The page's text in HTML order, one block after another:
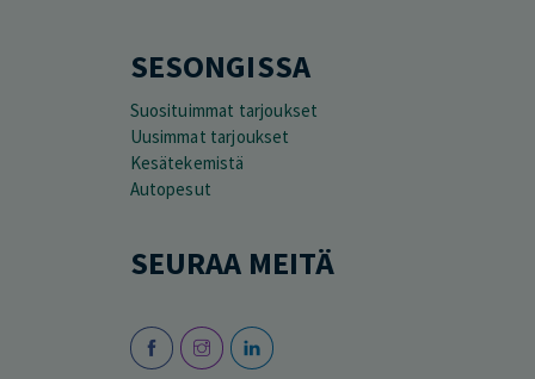
SESONGISSA
Suosituimmat tarjoukset
Uusimmat tarjoukset
Kesätekemistä
Autopesut
SEURAA MEITÄ